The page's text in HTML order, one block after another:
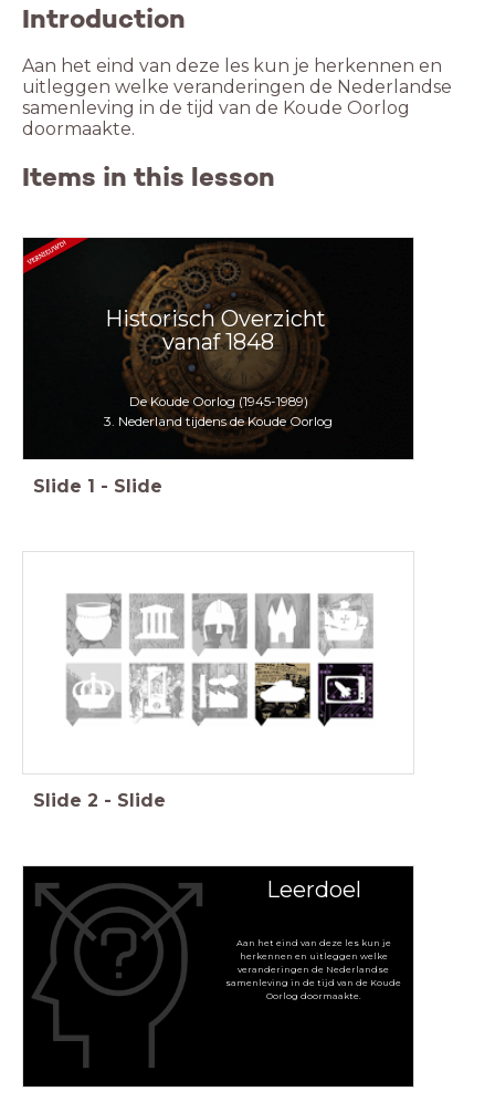
Introduction
Aan het eind van deze les kun je herkennen en
uitleggen welke veranderingen de Nederlandse
samenleving in de tijd van de Koude Oorlog
doormaakte.
Items in this lesson
Historisch Overzicht
vanaf 1848
De Koude Oorlog (1945-1989)
3. Nederland tijdens de Koude Oorlog
Slide 1 - Slide
Slide 2 - Slide
Leerdoel
Aan het eind van deze les kun je
herkennen en uitleggen welke
veranderingen de Nederlandse
samenleving in de tijd van de Koude
Oorlog doormaakte.